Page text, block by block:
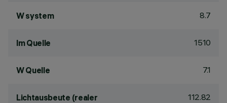
W system 8.7
lm Quelle 1510
W Quelle 7.1
Lichtausbeute (realer
112.82